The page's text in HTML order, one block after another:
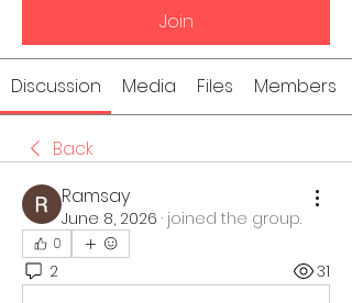
Join
Discussion Media Files Members
Back
Ramsay
June 8, 2026 · joined the group.
0
2 31